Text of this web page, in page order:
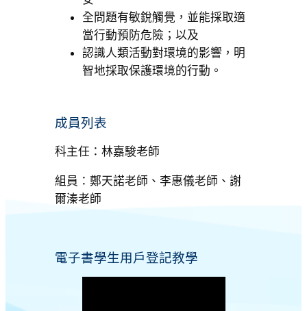
全問題有敏銳觸覺，並能採取適
當行動預防危險；以及
認識人類活動對環境的影響，明
智地採取保護環境的行動。
成員列表
科主任：林嘉駿老師
組員：鄭天諾老師、李惠儀老師、謝
爾溱老師
電子書學生用戶登記教學